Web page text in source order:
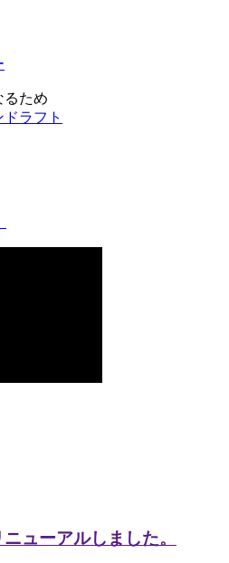
るため
ラフト
ューアルしました。